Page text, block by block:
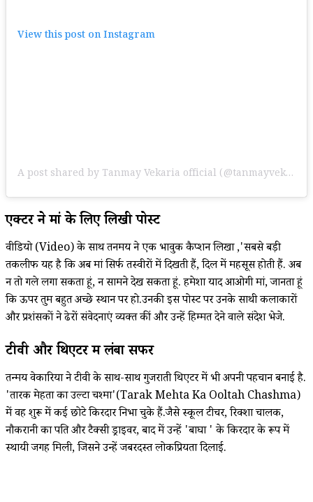
View this post on Instagram
A post shared by Tanmay Vekaria official (@tanmayvekariaofficial)
एक्टर ने मां के लिए लिखी पोस्ट
वीडियो (Video) के साथ तनमय ने एक भावुक कैप्शन लिखा ,'सबसे बड़ी
तकलीफ यह है कि अब मां सिर्फ तस्वीरों में दिखती हैं, दिल में महसूस होती हैं. अब
न तो गले लगा सकता हूं, न सामने देख सकता हूं. हमेशा याद आओगी मां, जानता हूं
कि ऊपर तुम बहुत अच्छे स्थान पर हो.उनकी इस पोस्ट पर उनके साथी कलाकारों
और प्रशंसकों ने ढेरों संवेदनाएं व्यक्त कीं और उन्हें हिम्मत देने वाले संदेश भेजे.
टीवी और थिएटर में लंबा सफर
तन्मय वेकारिया ने टीवी के साथ-साथ गुजराती थिएटर में भी अपनी पहचान बनाई है.
'तारक मेहता का उल्टा चश्मा'(Tarak Mehta Ka Ooltah Chashma)
में वह शुरू में कई छोटे किरदार निभा चुके हैं.जैसे स्कूल टीचर, रिक्शा चालक,
नौकरानी का पति और टैक्सी ड्राइवर, बाद में उन्हें 'बाघा ' के किरदार के रूप में
स्थायी जगह मिली, जिसने उन्हें जबरदस्त लोकप्रियता दिलाई.